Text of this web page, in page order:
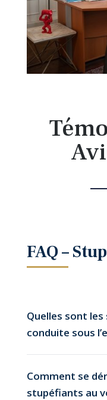
FAQ –
Quelles sont
conduite sous
Comment se
stupéfiants au